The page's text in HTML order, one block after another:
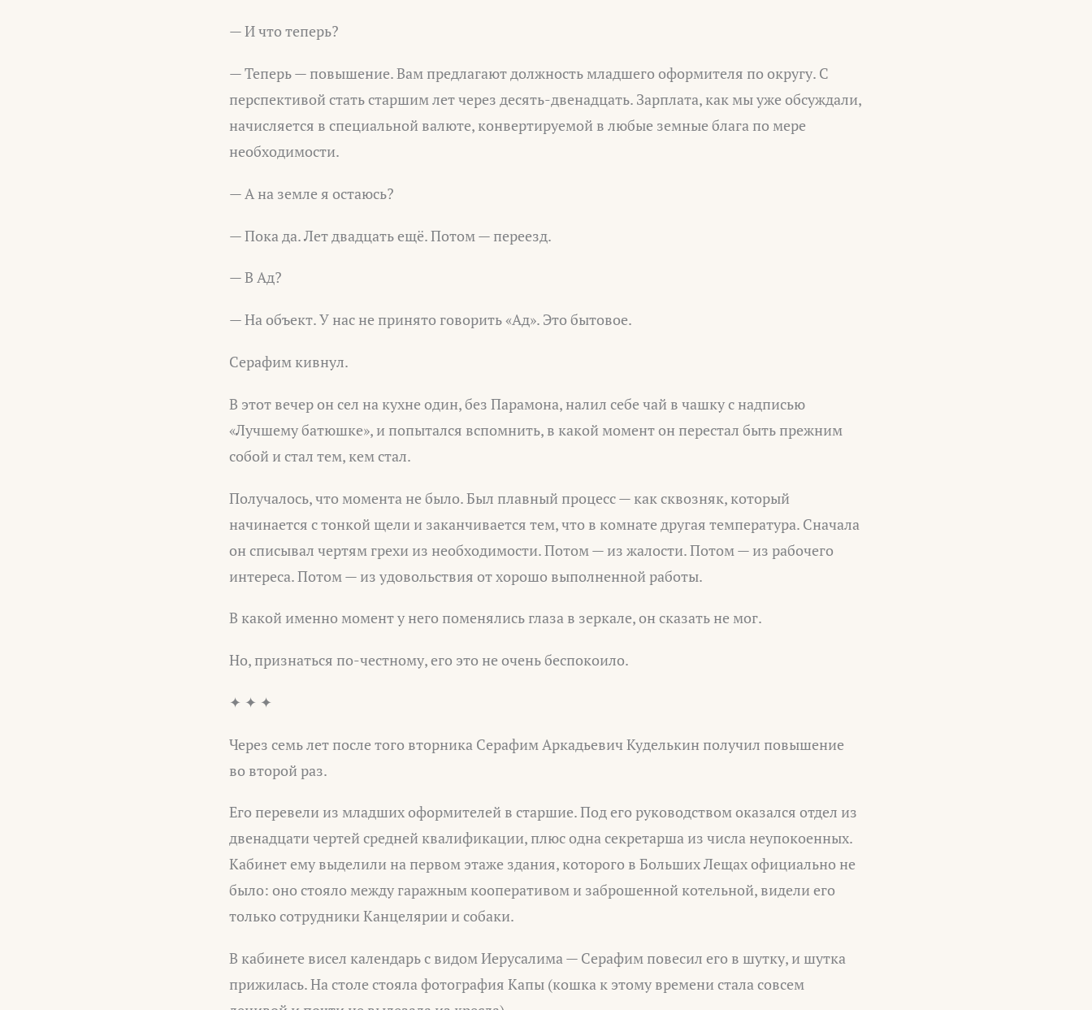
— И что теперь?
— Теперь — повышение. Вам предлагают должность младшего оформителя по округу. С
перспективой стать старшим лет через десять-двенадцать. Зарплата, как мы уже обсуждали,
начисляется в специальной валюте, конвертируемой в любые земные блага по мере
необходимости.
— А на земле я остаюсь?
— Пока да. Лет двадцать ещё. Потом — переезд.
— В Ад?
— На объект. У нас не принято говорить «Ад». Это бытовое.
Серафим кивнул.
В этот вечер он сел на кухне один, без Парамона, налил себе чай в чашку с надписью
«Лучшему батюшке», и попытался вспомнить, в какой момент он перестал быть прежним
собой и стал тем, кем стал.
Получалось, что момента не было. Был плавный процесс — как сквозняк, который
начинается с тонкой щели и заканчивается тем, что в комнате другая температура. Сначала
он списывал чертям грехи из необходимости. Потом — из жалости. Потом — из рабочего
интереса. Потом — из удовольствия от хорошо выполненной работы.
В какой именно момент у него поменялись глаза в зеркале, он сказать не мог.
Но, признаться по-честному, его это не очень беспокоило.
✦ ✦ ✦
Через семь лет после того вторника Серафим Аркадьевич Куделькин получил повышение
во второй раз.
Его перевели из младших оформителей в старшие. Под его руководством оказался отдел из
двенадцати чертей средней квалификации, плюс одна секретарша из числа неупокоенных.
Кабинет ему выделили на первом этаже здания, которого в Больших Лещах официально не
было: оно стояло между гаражным кооперативом и заброшенной котельной, видели его
только сотрудники Канцелярии и собаки.
В кабинете висел календарь с видом Иерусалима — Серафим повесил его в шутку, и шутка
прижилась. На столе стояла фотография Капы (кошка к этому времени стала совсем